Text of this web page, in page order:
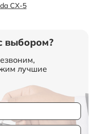
СХ-5
выбором?
лучшие